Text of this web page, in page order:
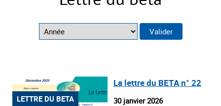
LETTRE DU BETA
La lettre du BETA n° 22
30 janvier 2026